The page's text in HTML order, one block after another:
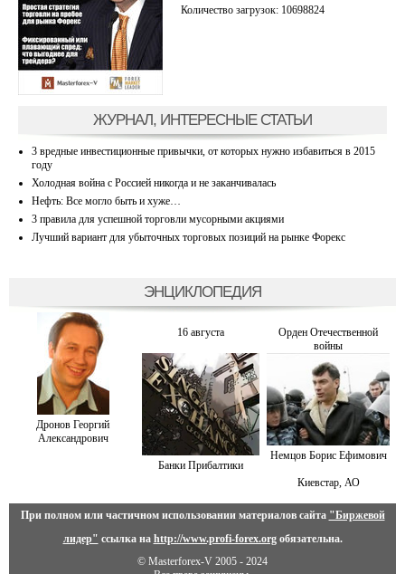
Количество загрузок: 10698824
ЖУРНАЛ, ИНТЕРЕСНЫЕ СТАТЬИ
3 вредные инвестиционные привычки, от которых нужно избавиться в 2015
году
Холодная война с Россией никогда и не заканчивалась
Нефть: Все могло быть и хуже…
3 правила для успешной торговли мусорными акциями
Лучший вариант для убыточных торговых позиций на рынке Форекс
ЭНЦИКЛОПЕДИЯ
Дронов Георгий
Александрович
16 августа
Орден Отечественной
войны
Банки Прибалтики
Немцов Борис Ефимович
Киевстар, АО
При полном или частичном использовании материалов сайта "Биржевой
лидер" ссылка на http://www.profi-forex.orgобязательна.
© Masterforex-V 2005 - 2024